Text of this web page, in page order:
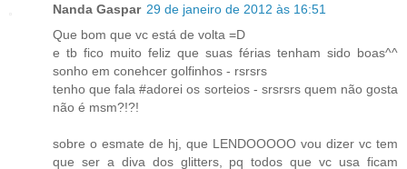
Nanda Gaspar 29 de janeiro de 2012 às 16:51
Que bom que vc está de volta =D
e tb fico muito feliz que suas férias tenham sido boas^^
sonho em conehcer golfinhos - rsrsrs
tenho que fala #adorei os sorteios - srsrsrs quem não gosta
não é msm?!?!
sobre o esmate de hj, que LENDOOOOO vou dizer vc tem
que ser a diva dos glitters, pq todos que vc usa ficam